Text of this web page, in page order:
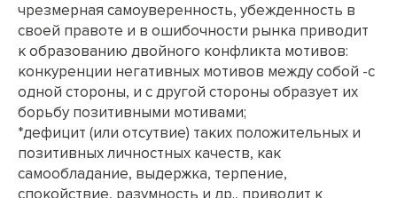
чрезмерная самоуверенность, убежденность в
своей правоте и в ошибочности рынка приводит
к образованию двойного конфликта мотивов:
конкуренции негативных мотивов между собой -с
одной стороны, и с другой стороны образует их
борьбу позитивными мотивами;
*дефицит (или отсутвие) таких положительных и
позитивных личностных качеств, как
самообладание, выдержка, терпение,
спокойствие, разумность и др., приводит к